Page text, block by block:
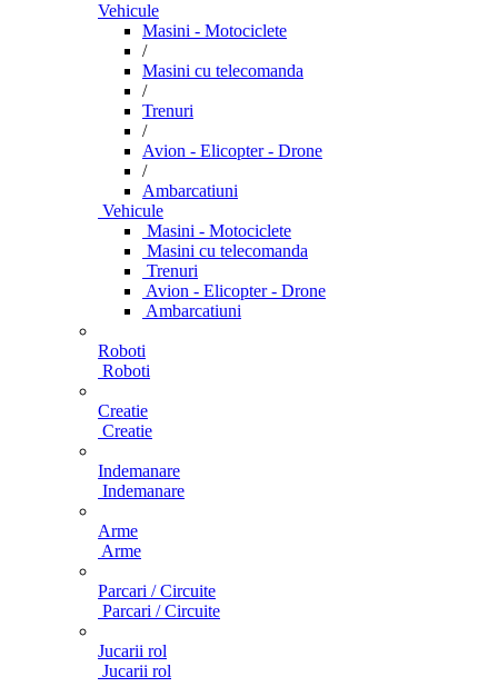
Vehicule
Masini - Motociclete
/
Masini cu telecomanda
/
Trenuri
/
Avion - Elicopter - Drone
/
Ambarcatiuni
Vehicule
Masini - Motociclete
Masini cu telecomanda
Trenuri
Avion - Elicopter - Drone
Ambarcatiuni
Roboti
Roboti
Creatie
Creatie
Indemanare
Indemanare
Arme
Arme
Parcari / Circuite
Parcari / Circuite
Jucarii rol
Jucarii rol